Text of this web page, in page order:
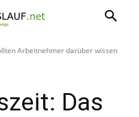
Arbeitnehmer darüber wissen
Das